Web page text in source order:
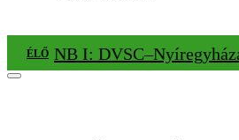
ÉLŐ NB I: